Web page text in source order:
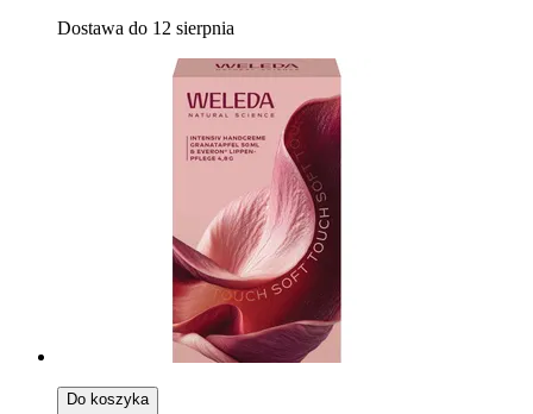
Dostawa do 12 sierpnia
Do koszyka